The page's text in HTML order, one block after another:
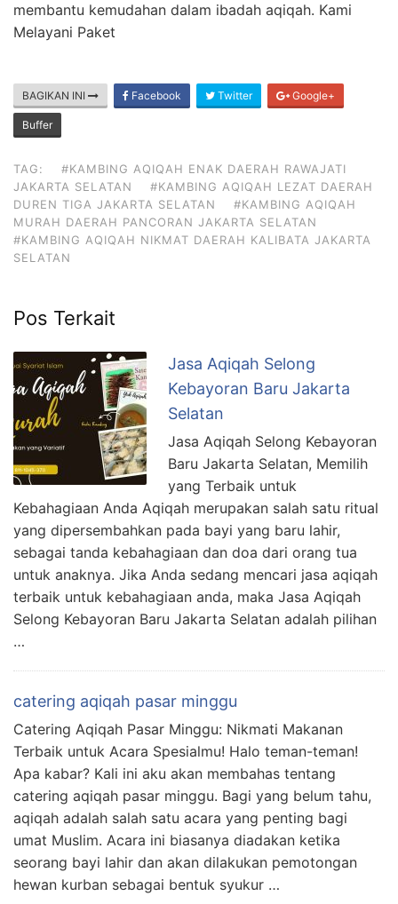
membantu kemudahan dalam ibadah aqiqah. Kami
Melayani Paket
BAGIKAN INI Facebook Twitter Google+
Buffer
TAG:
#KAMBING AQIQAH ENAK DAERAH RAWAJATI
JAKARTA SELATAN
#KAMBING AQIQAH LEZAT DAERAH
DUREN TIGA JAKARTA SELATAN
#KAMBING AQIQAH
MURAH DAERAH PANCORAN JAKARTA SELATAN
#KAMBING AQIQAH NIKMAT DAERAH KALIBATA JAKARTA
SELATAN
Pos Terkait
Jasa Aqiqah Selong
Kebayoran Baru Jakarta
Selatan
Jasa Aqiqah Selong Kebayoran
Baru Jakarta Selatan, Memilih
yang Terbaik untuk
Kebahagiaan Anda Aqiqah merupakan salah satu ritual
yang dipersembahkan pada bayi yang baru lahir,
sebagai tanda kebahagiaan dan doa dari orang tua
untuk anaknya. Jika Anda sedang mencari jasa aqiqah
terbaik untuk kebahagiaan anda, maka Jasa Aqiqah
Selong Kebayoran Baru Jakarta Selatan adalah pilihan
…
catering aqiqah pasar minggu
Catering Aqiqah Pasar Minggu: Nikmati Makanan
Terbaik untuk Acara Spesialmu! Halo teman-teman!
Apa kabar? Kali ini aku akan membahas tentang
catering aqiqah pasar minggu. Bagi yang belum tahu,
aqiqah adalah salah satu acara yang penting bagi
umat Muslim. Acara ini biasanya diadakan ketika
seorang bayi lahir dan akan dilakukan pemotongan
hewan kurban sebagai bentuk syukur …